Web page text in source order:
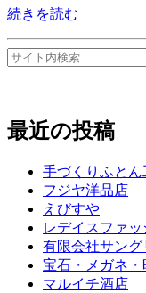
続きを読む
最近の投稿
手づくりふと
フジヤ洋品店
えびすや
レデイスファ
有限会社サング
宝石・メガネ・
マルイチ酒店